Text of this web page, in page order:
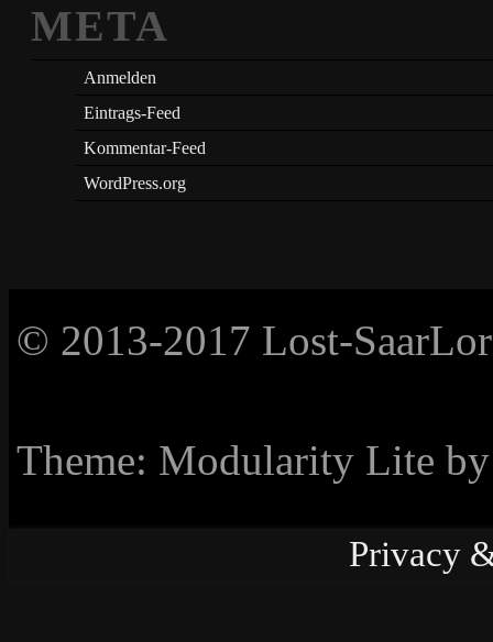
META
Anmelden
Eintrags-Feed
Kommentar-Feed
WordPress.org
© 2013-2017 Lost-
Theme: Modularity Lite
Privacy